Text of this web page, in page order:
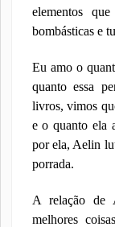
elementos
bombásticas e
Eu amo o
quanto essa
livros, vimos
e o quanto ela
por ela, Aelin
porrada.
A relação de
melhores